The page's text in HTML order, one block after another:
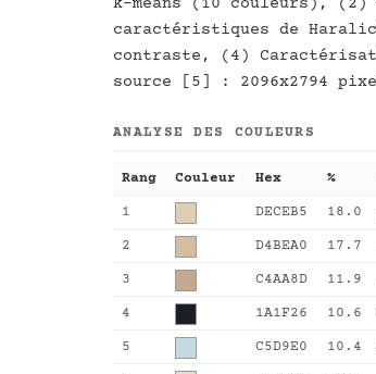
k-means (10 couleurs),
caractéristiques de
contraste, (4)
source [5] : 2096x2794
ANALYSE DES COULEURS
Rang Couleur Hex %
1 DECEB5 18.0
2 D4BEA0 17.7
3 C4AA8D 11.9
4 1A1F26 10.6
5 C5D9E0 10.4